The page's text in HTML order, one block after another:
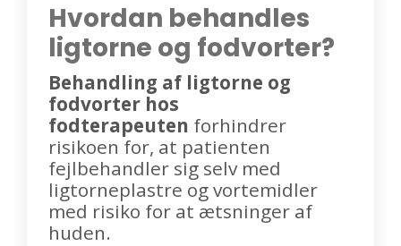
Hvordan behandles
ligtorne og fodvorter?
Behandling af ligtorne og
fodvorter hos
fodterapeuten forhindrer
risikoen for, at patienten
fejlbehandler sig selv med
ligtorneplastre og vortemidler
med risiko for at ætsninger af
huden.